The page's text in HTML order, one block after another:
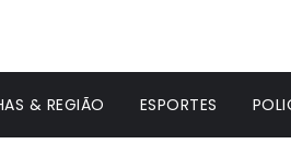
& REGIÃO ESPORTES